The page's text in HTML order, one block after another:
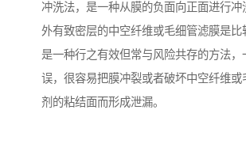
冲洗法，是一种从膜的负面向正面进行冲
外有致密层的中空纤维或毛细管滤膜是比
是一种行之有效但常与风险共存的方法，
误，很容易把膜冲裂或者破坏中空纤维或
剂的粘结面而形成泄漏。